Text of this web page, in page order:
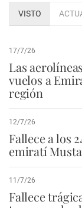
VISTO
17/7/26
Las
vuelos a
región
12/7/26
Fallece a los
emiratí
11/7/26
Fallece